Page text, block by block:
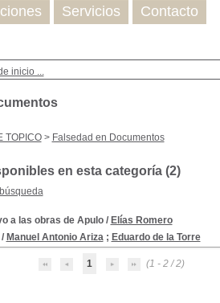
inicio ...
TOPICO> Falsedad en Documentos
en esta categoría (2)
a las obras de Apulo / Elías Romero
Manuel Antonio Ariza; Eduardo de la Torre
1 (1 - 2 / 2)
Servicios Contacto